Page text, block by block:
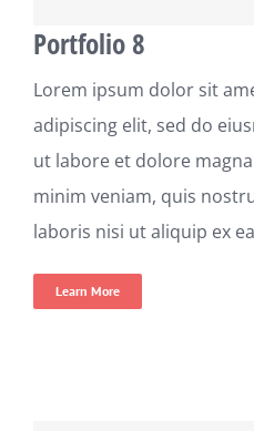
Portfolio 8
Lorem ipsum dolor sit
adipiscing elit, sed do
ut labore et dolore
minim veniam, quis
laboris nisi ut aliquip ex
Learn More